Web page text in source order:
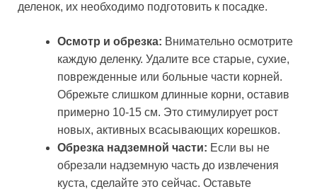
деленок, их необходимо подготовить к посадке.
Осмотр и обрезка: Внимательно осмотрите
каждую деленку. Удалите все старые, сухие,
поврежденные или больные части корней.
Обрежьте слишком длинные корни, оставив
примерно 10-15 см. Это стимулирует рост
новых, активных всасывающих корешков.
Обрезка надземной части: Если вы не
обрезали надземную часть до извлечения
куста, сделайте это сейчас. Оставьте